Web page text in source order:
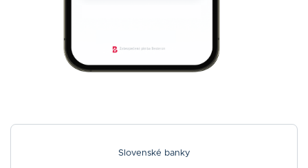
Slovenské banky